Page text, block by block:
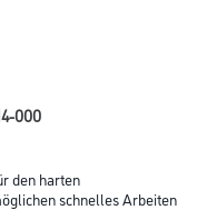
000
den harten
schnelles Arbeiten